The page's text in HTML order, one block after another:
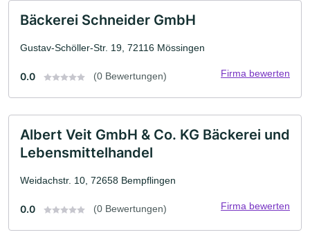
Bäckerei Schneider GmbH
Gustav-Schöller-Str. 19, 72116 Mössingen
0.0 (0 Bewertungen) Firma bewerten
Albert Veit GmbH & Co. KG Bäckerei und
Lebensmittelhandel
Weidachstr. 10, 72658 Bempflingen
0.0 (0 Bewertungen) Firma bewerten